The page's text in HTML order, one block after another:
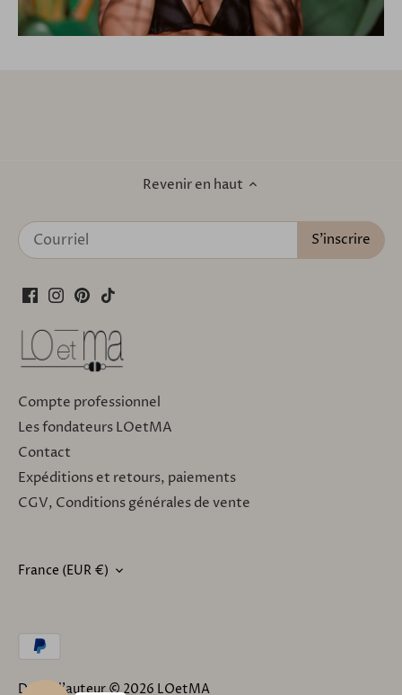
Revenir en haut
Compte professionnel
Les fondateurs LOetMA
Contact
Expéditions et retours, paiements
CGV, Conditions générales de vente
DEVISE
France (EUR €)
Droit d'auteur © 2026 LOetMA